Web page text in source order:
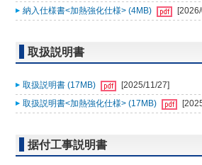
納入仕様書<加熱強化仕様> (4MB)
取扱説明書
取扱説明書 (17MB)
[2025/11/27]
取扱説明書<加熱強化仕様> (17MB)
据付工事説明書